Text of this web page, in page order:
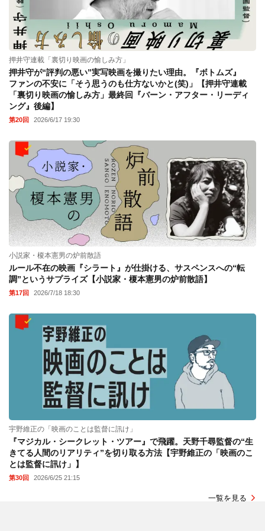
押井守連載「裏切り映画の愉しみ方」
押井守が“評判の悪い”実写映画を撮りたい理由。『ボトムズ』
ファンの不安に「そう思うのも仕方ないかと(笑)」【押井守連載
「裏切り映画の愉しみ方」最終回『バーン・アフター・リーディ
ング』後編】
第20回 2026/6/17 19:30
小説家・榎本憲男の炉前散語
ルール不在の映画『シラート』が仕掛ける、サスペンスへの“転
調”というサプライズ【小説家・榎本憲男の炉前散語】
第17回 2026/7/18 18:30
宇野維正の「映画のことは監督に訊け」
『マジカル・シークレット・ツアー』で飛躍。天野千尋監督の“生
きてる人間のリアリティ”を切り取る方法【宇野維正の「映画のこ
とは監督に訊け」】
第30回 2026/6/25 21:15
一覧を見る